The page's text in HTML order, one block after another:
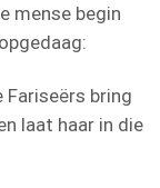
mense begin
Fariseërs bring
laat haar in die